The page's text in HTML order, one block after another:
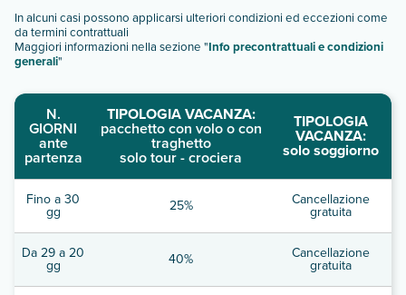
In alcuni casi possono applicarsi ulteriori condizioni ed eccezioni come
da termini contrattuali
Maggiori informazioni nella sezione "Info precontrattuali e condizioni
generali"
N.
GIORNI
ante
partenza
TIPOLOGIA VACANZA:
pacchetto con volo o con
traghetto
solo tour - crociera
TIPOLOGIA
VACANZA:
solo soggiorno
Fino a 30
gg 25% Cancellazione
gratuita
Da 29 a 20
gg 40% Cancellazione
gratuita